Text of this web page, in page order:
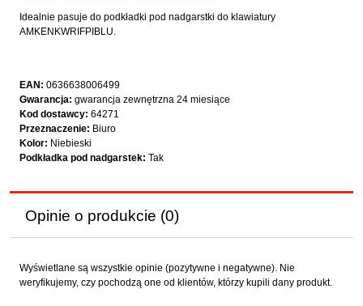
Idealnie pasuje do podkładki pod nadgarstki do klawiatury
AMKENKWRIFPIBLU.
EAN: 0636638006499
Gwarancja: gwarancja zewnętrzna 24 miesiące
Kod dostawcy: 64271
Przeznaczenie: Biuro
Kolor: Niebieski
Podkładka pod nadgarstek: Tak
Opinie o produkcie (0)
Wyświetlane są wszystkie opinie (pozytywne i negatywne). Nie
weryfikujemy, czy pochodzą one od klientów, którzy kupili dany produkt.